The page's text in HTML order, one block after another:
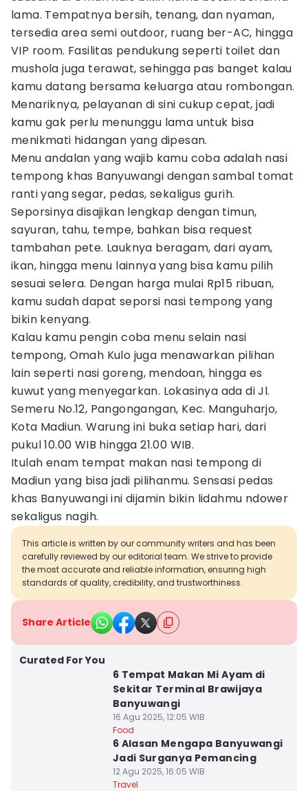
lama. Tempatnya bersih, tenang, dan nyaman,
tersedia area semi outdoor, ruang ber-AC, hingga
VIP room. Fasilitas pendukung seperti toilet dan
mushola juga terawat, sehingga pas banget kalau
kamu datang bersama keluarga atau rombongan.
Menariknya, pelayanan di sini cukup cepat, jadi
kamu gak perlu menunggu lama untuk bisa
menikmati hidangan yang dipesan.
Menu andalan yang wajib kamu coba adalah nasi
tempong khas Banyuwangi dengan sambal tomat
ranti yang segar, pedas, sekaligus gurih.
Seporsinya disajikan lengkap dengan timun,
sayuran, tahu, tempe, bahkan bisa request
tambahan pete. Lauknya beragam, dari ayam,
ikan, hingga menu lainnya yang bisa kamu pilih
sesuai selera. Dengan harga mulai Rp15 ribuan,
kamu sudah dapat seporsi nasi tempong yang
bikin kenyang.
Kalau kamu pengin coba menu selain nasi
tempong, Omah Kulo juga menawarkan pilihan
lain seperti nasi goreng, mendoan, hingga es
kuwut yang menyegarkan. Lokasinya ada di Jl.
Semeru No.12, Pangongangan, Kec. Manguharjo,
Kota Madiun. Warung ini buka setiap hari, dari
pukul 10.00 WIB hingga 21.00 WIB.
Itulah enam tempat makan nasi tempong di
Madiun yang bisa jadi pilihanmu. Sensasi pedas
khas Banyuwangi ini dijamin bikin lidahmu ndower
sekaligus nagih.
This article is written by our community writers and has been
carefully reviewed by our editorial team. We strive to provide
the most accurate and reliable information, ensuring high
standards of quality, credibility, and trustworthiness.
Share Article
Curated For You
6 Tempat Makan Mi Ayam di
Sekitar Terminal Brawijaya
Banyuwangi
16 Agu 2025, 12:05 WIB
Food
6 Alasan Mengapa Banyuwangi
Jadi Surganya Pemancing
12 Agu 2025, 16:05 WIB
Travel